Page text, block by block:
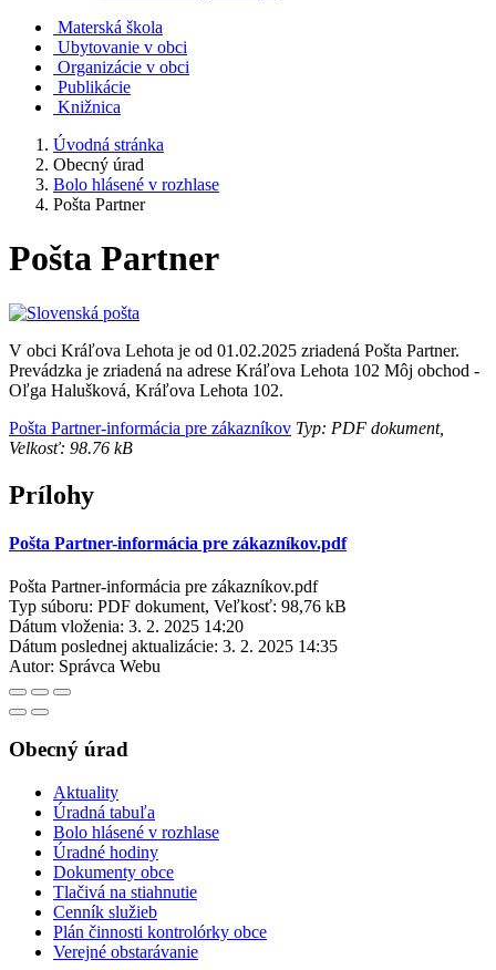
Materská škola
Ubytovanie v obci
Organizácie v obci
Publikácie
Knižnica
Úvodná stránka
Obecný úrad
Bolo hlásené v rozhlase
Pošta Partner
Pošta Partner
V obci Kráľova Lehota je od 01.02.2025 zriadená Pošta Partner.
Prevádzka je zriadená na adrese Kráľova Lehota 102 Môj obchod -
Oľga Halušková, Kráľova Lehota 102.
Pošta Partner-informácia pre zákazníkov Typ: PDF dokument,
Velkosť: 98.76 kB
Prílohy
Pošta Partner-informácia pre zákazníkov.pdf
Pošta Partner-informácia pre zákazníkov.pdf
Typ súboru: PDF dokument, Veľkosť: 98,76 kB
Dátum vloženia: 3. 2. 2025 14:20
Dátum poslednej aktualizácie: 3. 2. 2025 14:35
Autor: Správca Webu
Obecný úrad
Aktuality
Úradná tabuľa
Bolo hlásené v rozhlase
Úradné hodiny
Dokumenty obce
Tlačivá na stiahnutie
Cenník služieb
Plán činnosti kontrolórky obce
Verejné obstarávanie